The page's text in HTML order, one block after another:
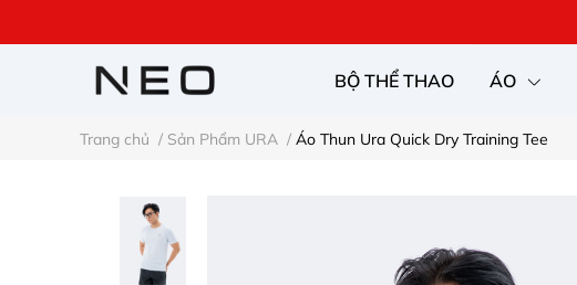
BỘ THỂ THAO ÁO
Trang chủ / Sản Phẩm URA / Áo Thun Ura Quick Dry Training Tee